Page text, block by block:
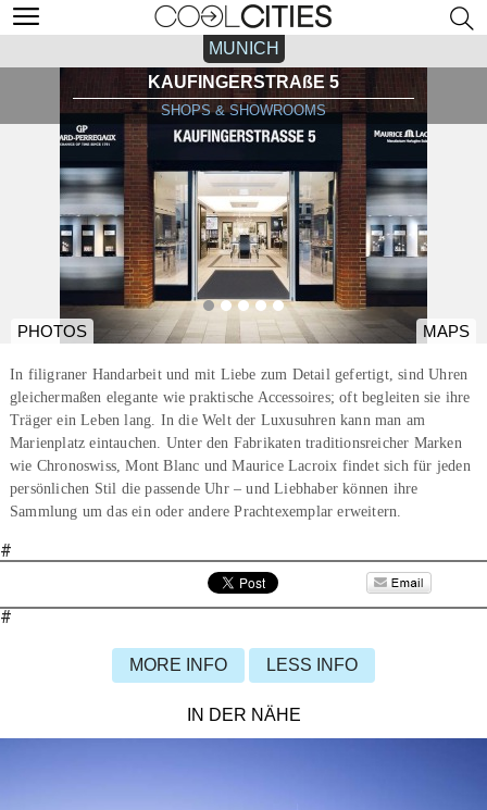
MUNICH
KAUFINGERSTRAßE 5
SHOPS & SHOWROOMS
PHOTOS MAPS
In filigraner Handarbeit und mit Liebe zum Detail gefertigt, sind Uhren
gleichermaßen elegante wie praktische Accessoires; oft begleiten sie ihre
Träger ein Leben lang. In die Welt der Luxusuhren kann man am
Marienplatz eintauchen. Unter den Fabrikaten traditionsreicher Marken
wie Chronoswiss, Mont Blanc und Maurice Lacroix findet sich für jeden
persönlichen Stil die passende Uhr – und Liebhaber können ihre
Sammlung um das ein oder andere Prachtexemplar erweitern.
#
#
MORE INFO LESS INFO
IN DER NÄHE